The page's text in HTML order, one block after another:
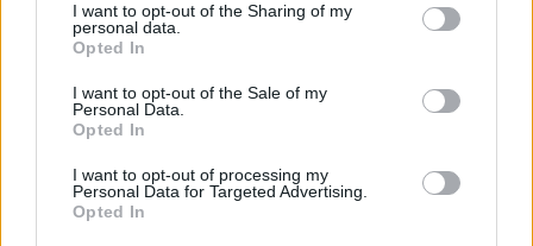
not limited to your visit or usage behaviour. You may click to
grant or deny consent to Google and its third-party tags to
use your data for below specified purposes in below Google
consent section.
I want to opt-out of the Sharing of my
personal data.
Opted In
I want to opt-out of the Sale of my
Personal Data.
Opted In
I want to opt-out of processing my
Personal Data for Targeted Advertising.
Opted In
rabszolgaság igazából jót tett a feketéknek
A feketéknek „személyes hasznukra” vált a rabszolgaság
az új tananyag szerint, mert „készségfejlesztő” volt.